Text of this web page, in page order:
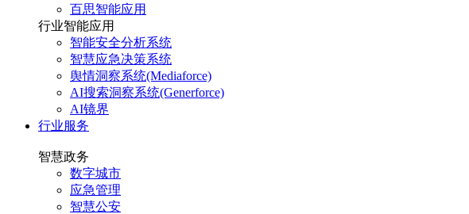
百思智能应用
行业智能应用
智能安全分析系统
智慧应急决策系统
舆情洞察系统(Mediaforce)
AI搜索洞察系统(Generforce)
AI镜界
行业服务
智慧政务
数字城市
应急管理
智慧公安